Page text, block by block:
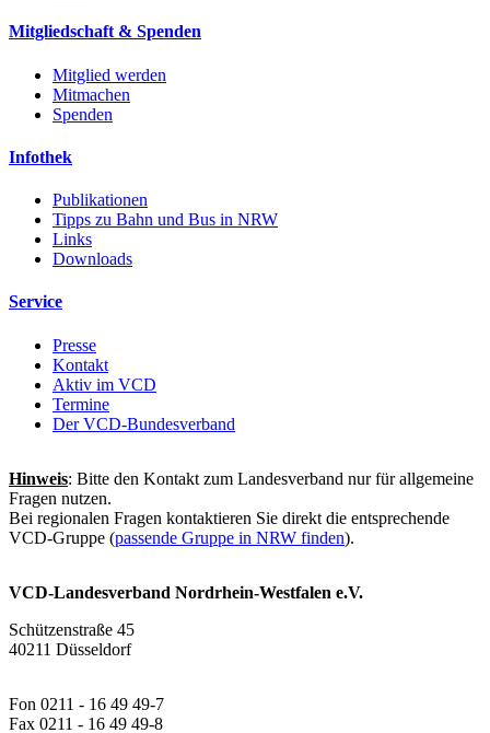
Mitgliedschaft & Spenden
Mitglied werden
Mitmachen
Spenden
Infothek
Publikationen
Tipps zu Bahn und Bus in NRW
Links
Downloads
Service
Presse
Kontakt
Aktiv im VCD
Termine
Der VCD-Bundesverband
Hinweis: Bitte den Kontakt zum Landesverband nur für allgemeine
Fragen nutzen.
Bei regionalen Fragen kontaktieren Sie direkt die entsprechende
VCD-Gruppe (passende Gruppe in NRW finden).
VCD-Landesverband Nordrhein-Westfalen e.V.
Schützenstraße 45
40211 Düsseldorf
Fon 0211 - 16 49 49-7
Fax 0211 - 16 49 49-8